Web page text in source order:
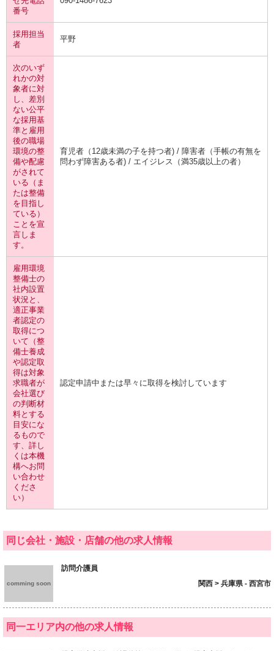
番号
採用担当
者
平野
次のいず
れかの対
象者に対
し、差別
ない公平
な採用基
準と雇用
後の職場
環境の整
備や配慮
がされて
いる（ま
たは整備
を目指し
ている）
ことを宣
言しま
す。
育児者（12歳未満の子を持つ者) / 障害者（手帳の有無を
問わず障害ある者) / エイジレス（満35歳以上の者）
雇用環境
整備士の
社内設置
状況と、
適正事業
者認定の
取得につ
いて（整
備士養成
や認定取
得は対象
求職者が
会社選び
の判断材
料とする
目安にな
るもので
す、詳し
くは本機
構へお問
い合わせ
くださ
い）
認定申請中または早々に取得を検討しています
同じ会社・施設・店舗の他の求人情報
comming soon
訪問介護員
関西 > 兵庫県 - 西宮市
同一エリア内の他の求人情報